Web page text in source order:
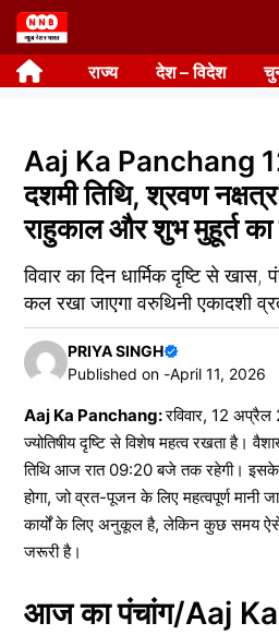
Skip
to
content राज्य देश – विदेश
Aaj Ka Panchang
दशमी तिथि, श्रवण
राहुकाल और शुभ मुहूर्त का
विवार का दिन धार्मिक दृष्टि से
कल रखा जाएगा वरुथिनी एकादशी
PRIYA SINGH
Published on -April 11, 2026
Aaj Ka Panchang:रविवार, 12 अप्रैल
ज्योतिषीय दृष्टि से विशेष महत्व रखता है।
तिथि आज रात 09:20 बजे तक रहेगी। इसके
होगा, जो व्रत-पूजन के लिए महत्वपूर्ण मानी
कार्यों के लिए अनुकूल है, लेकिन कुछ समय ऐसे
जरूरी है।
आज का पंचांग/Aaj